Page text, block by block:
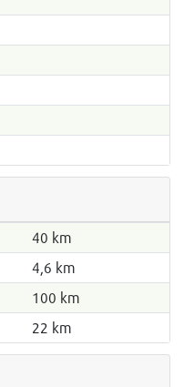
40 km
4,6 km
100 km
22 km